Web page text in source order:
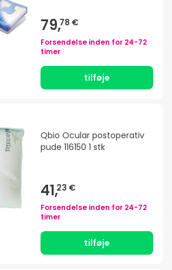
79,78 €
Forsendelse inden for 24-72
timer
tilføje
Qbio Ocular postoperativ
pude 116150 1 stk
41,23 €
Forsendelse inden for 24-72
timer
tilføje